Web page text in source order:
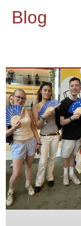
Blog